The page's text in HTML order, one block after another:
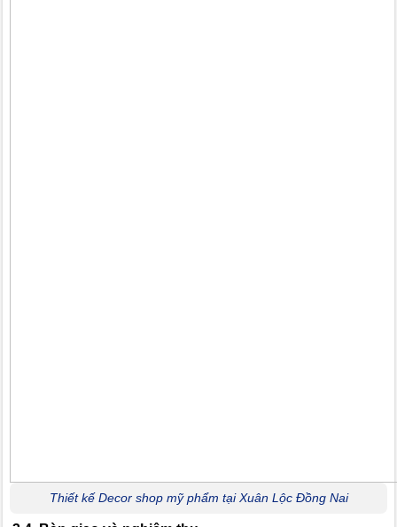
Thiết kế Decor shop mỹ phẩm tại Xuân Lộc Đồng Nai